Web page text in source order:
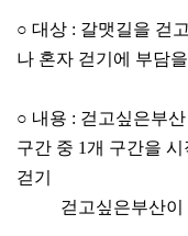
○ 대상 : 갈맷길을 걷
나 혼자 걷기에 부담
○ 내용 : 걷고싶은부
구간 중 1개 구간을 시
걷기
걷고싶은부산이